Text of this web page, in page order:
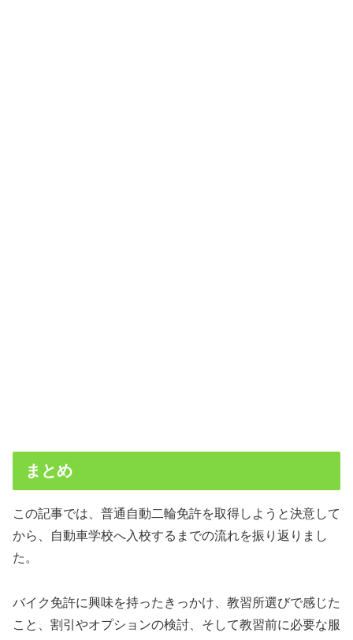
まとめ
この記事では、普通自動二輪免許を取得しようと決意して
から、自動車学校へ入校するまでの流れを振り返りまし
た。
バイク免許に興味を持ったきっかけ、教習所選びで感じた
こと、割引やオプションの検討、そして教習前に必要な服